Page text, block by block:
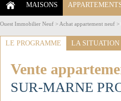
MAISONS
Ouest Immobilier Neuf > Achat appartement neuf >
LE PROGRAMME LA SITUATION
Vente
SUR-MARNE